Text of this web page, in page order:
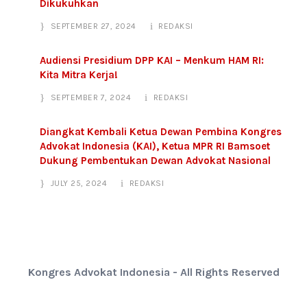
Dikukuhkan
SEPTEMBER 27, 2024 REDAKSI
Audiensi Presidium DPP KAI – Menkum HAM RI:
Kita Mitra Kerja!
SEPTEMBER 7, 2024 REDAKSI
Diangkat Kembali Ketua Dewan Pembina Kongres
Advokat Indonesia (KAI), Ketua MPR RI Bamsoet
Dukung Pembentukan Dewan Advokat Nasional
JULY 25, 2024 REDAKSI
Kongres Advokat Indonesia - All Rights Reserved